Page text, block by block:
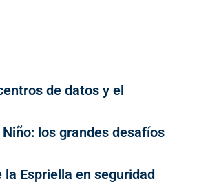
de datos y el
los grandes desafíos
la Espriella en seguridad